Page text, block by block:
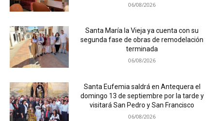
06/08/2026
Santa María la Vieja ya cuenta con su
segunda fase de obras de remodelación
terminada
06/08/2026
Santa Eufemia saldrá en Antequera el
domingo 13 de septiembre por la tarde y
visitará San Pedro y San Francisco
06/08/2026